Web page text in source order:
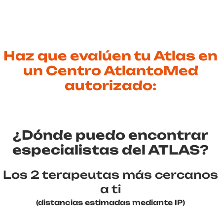
Haz que evalúen tu Atlas en
un Centro AtlantoMed
autorizado:
¿Dónde puedo encontrar
especialistas del ATLAS?
Los 2 terapeutas más cercanos
a ti
(distancias estimadas mediante IP)